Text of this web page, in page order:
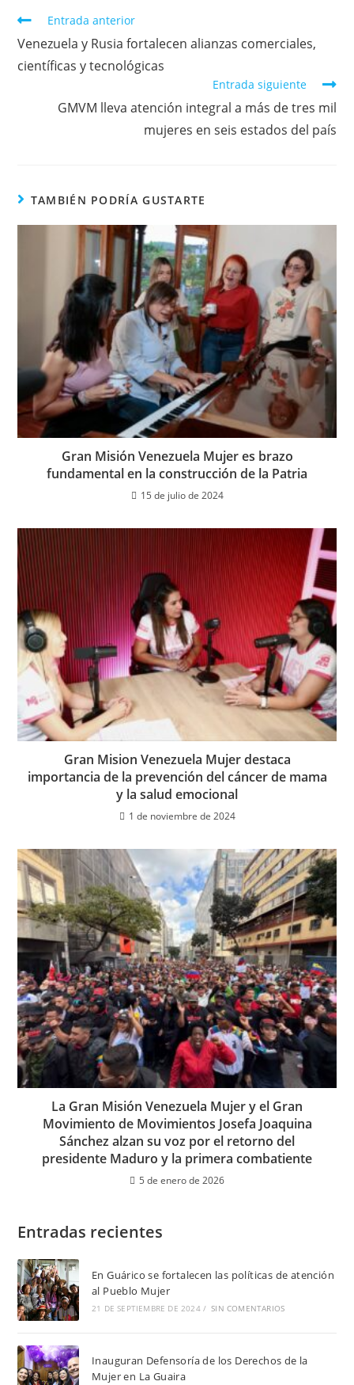
Entrada anterior
Venezuela y Rusia fortalecen alianzas comerciales,
científicas y tecnológicas
Entrada siguiente
GMVM lleva atención integral a más de tres mil
mujeres en seis estados del país
TAMBIÉN PODRÍA GUSTARTE
Gran Misión Venezuela Mujer es brazo
fundamental en la construcción de la Patria
15 de julio de 2024
Gran Mision Venezuela Mujer destaca
importancia de la prevención del cáncer de mama
y la salud emocional
1 de noviembre de 2024
La Gran Misión Venezuela Mujer y el Gran
Movimiento de Movimientos Josefa Joaquina
Sánchez alzan su voz por el retorno del
presidente Maduro y la primera combatiente
5 de enero de 2026
Entradas recientes
En Guárico se fortalecen las políticas de atención
al Pueblo Mujer
21 DE SEPTIEMBRE DE 2024 / SIN COMENTARIOS
Inauguran Defensoría de los Derechos de la
Mujer en La Guaira